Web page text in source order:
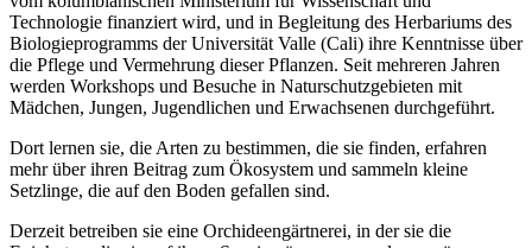
Technologie finanziert wird, und in Begleitung des Herbariums des
Biologieprogramms der Universität Valle (Cali) ihre Kenntnisse über
die Pflege und Vermehrung dieser Pflanzen. Seit mehreren Jahren
werden Workshops und Besuche in Naturschutzgebieten mit
Mädchen, Jungen, Jugendlichen und Erwachsenen durchgeführt.
Dort lernen sie, die Arten zu bestimmen, die sie finden, erfahren
mehr über ihren Beitrag zum Ökosystem und sammeln kleine
Setzlinge, die auf den Boden gefallen sind.
Derzeit betreiben sie eine Orchideengärtnerei, in der sie die